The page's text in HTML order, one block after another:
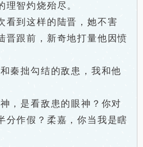
理智灼烧殆尽。
到这样的陆晋，她不害
晋跟前，新奇地打量他因愤
拙勾结的敌患，我和他
是看敌患的眼神？你对
分作假？柔嘉，你当我是瞎